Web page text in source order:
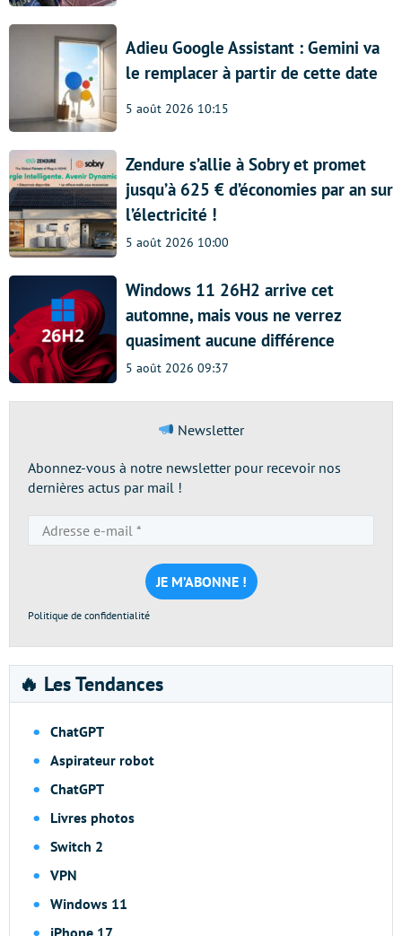
Adieu Google Assistant : Gemini va
le remplacer à partir de cette date
5 août 2026 10:15
Zendure s’allie à Sobry et promet
jusqu’à 625 € d’économies par an sur
l’électricité !
5 août 2026 10:00
Windows 11 26H2 arrive cet
automne, mais vous ne verrez
quasiment aucune différence
5 août 2026 09:37
Newsletter
Abonnez-vous à notre newsletter pour recevoir nos
dernières actus par mail !
e-
mail
*
Politique de confidentialité
🔥 Les Tendances
ChatGPT
Aspirateur robot
ChatGPT
Livres photos
Switch 2
VPN
Windows 11
iPhone 17